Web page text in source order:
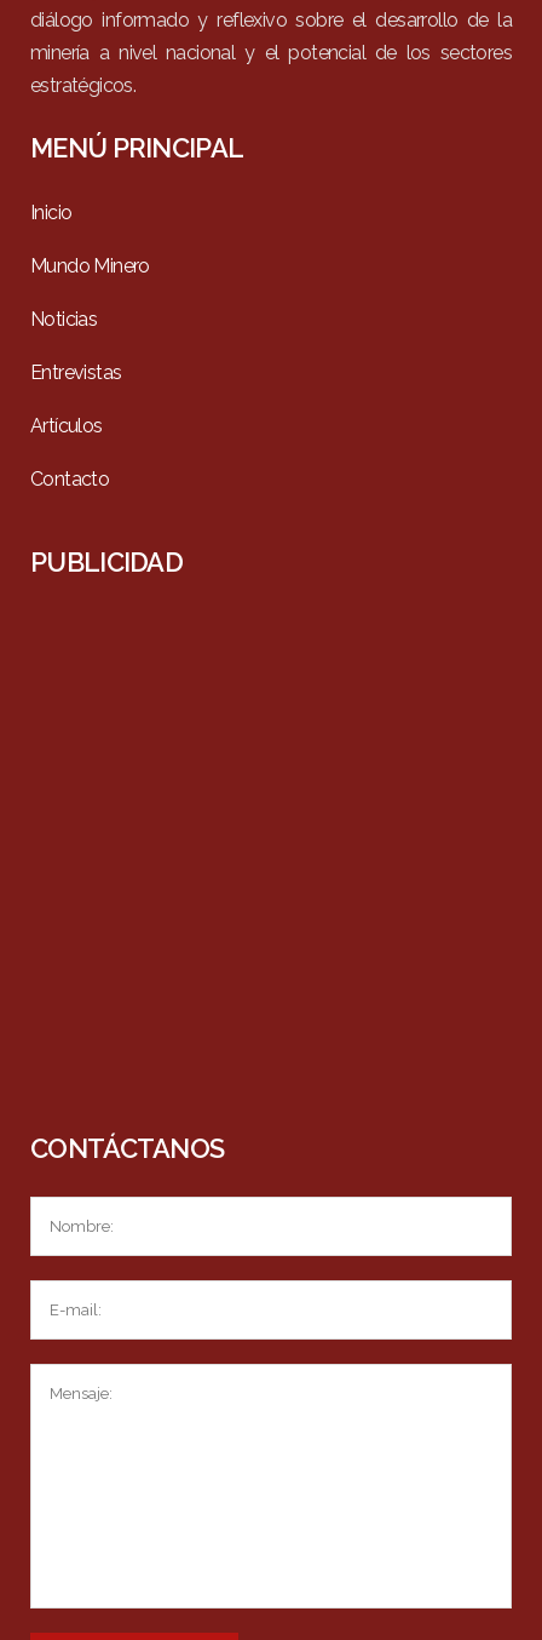
diálogo informado y reflexivo sobre el desarrollo de la
minería a nivel nacional y el potencial de los sectores
estratégicos.
MENÚ PRINCIPAL
Inicio
Mundo Minero
Noticias
Entrevistas
Artículos
Contacto
PUBLICIDAD
CONTÁCTANOS